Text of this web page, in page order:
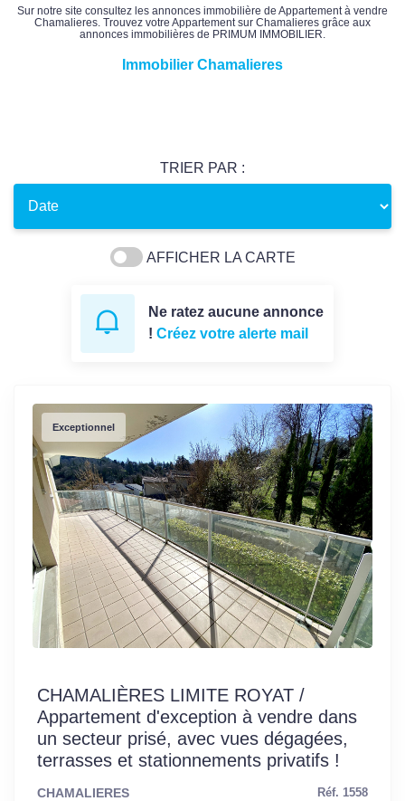
Sur notre site consultez les annonces immobilière de Appartement à vendre
Chamalieres. Trouvez votre Appartement sur Chamalieres grâce aux
annonces immobilières de PRIMUM IMMOBILIER.
Immobilier Chamalieres
TRIER PAR :
AFFICHER LA CARTE
Ne ratez aucune annonce
! Créez votre alerte mail
Exceptionnel
CHAMALIÈRES LIMITE ROYAT /
Appartement d'exception à vendre dans
un secteur prisé, avec vues dégagées,
terrasses et stationnements privatifs !
CHAMALIERES Réf. 1558